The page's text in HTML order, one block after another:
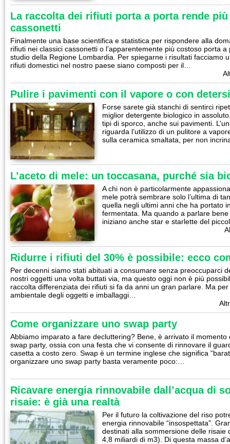
La raccolta dei rifiuti porta a porta rende
cassonetti
Finalmente una base scientifica e statistica per rispondere alla
rifiuti nei classici cassonetti o l’apparentemente più costoso porta
studio della Regione Lombardia. Per spiegarne i risultati facciamo
rifiuti domestici nel nostro paese siano composti per il…
Pulire i pavimenti con il vapore o con
Forse sarete già stanchi di sentirci
miglior detergente biologico in
tipi di sporco, anche sui pavimenti.
riguarda l’utilizzo di un pulitore a
sulla ceramica smaltata, per non
L’aceto di mele: un toccasana, purché sia
A chi non è particolarmente
mele potrà sembrare solo l’ultima di
quella negli ultimi anni che ha portato
fermentata. Ma quando a parlare
iniziano anche star e starlette del
Ridurre i rifiuti del 30% è possibile: ecco
Per decenni siamo stati abituati a consumare senza preoccuparci
nostri oggetti una volta buttati via, ma questo oggi non è più
raccolta differenziata dei rifiuti si fa da anni un gran parlare. Ma
ambientale degli oggetti e imballaggi…
Come organizzare uno swap party
Abbiamo imparato a fare decluttering? Bene, è arrivato il
swap party, ossia con una festa che vi consente di rinnovare il
casetta a costo zero. Swap è un termine inglese che significa
organizzare uno swap party basta veramente poco:…
Ricavare energia rinnovabile dall’acqua di
risaie: è già una realtà
Per il futuro la coltivazione del riso
energia rinnovabile “insospettata”.
destinati alla sommersione delle risaie
4,8 miliardi di m3). Di questa massa